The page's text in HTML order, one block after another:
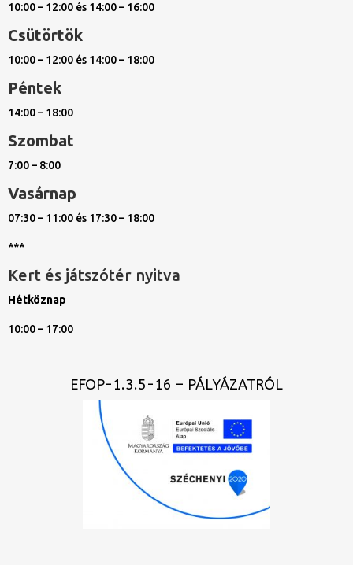
10:00 – 12:00 és 14:00 – 16:00
Csütörtök
10:00 – 12:00 és 14:00 – 18:00
Péntek
14:00 – 18:00
Szombat
7:00 – 8:00
Vasárnap
07:30 – 11:00 és 17:30 – 18:00
***
Kert és játszótér nyitva
Hétköznap
10:00 – 17:00
EFOP-1.3.5-16 – PÁLYÁZATRÓL